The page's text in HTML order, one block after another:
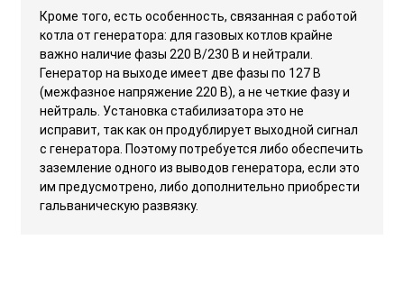
Кроме того, есть особенность, связанная с работой
котла от генератора: для газовых котлов крайне
важно наличие фазы 220 В/230 В и нейтрали.
Генератор на выходе имеет две фазы по 127 В
(межфазное напряжение 220 В), а не четкие фазу и
нейтраль. Установка стабилизатора это не
исправит, так как он продублирует выходной сигнал
с генератора. Поэтому потребуется либо обеспечить
заземление одного из выводов генератора, если это
им предусмотрено, либо дополнительно приобрести
гальваническую развязку.